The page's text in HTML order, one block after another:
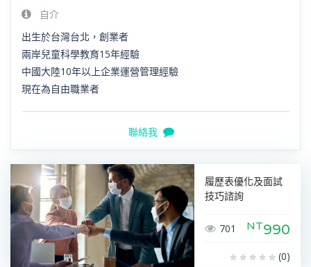
自介
出生於台灣台北，創業者
兩岸兒童科學教育15年經驗
中國大陸10年以上企業運營管理經驗
現在為自由職業者
聯絡我
履歷表優化及面試
技巧諮詢
701 NT990
(0)